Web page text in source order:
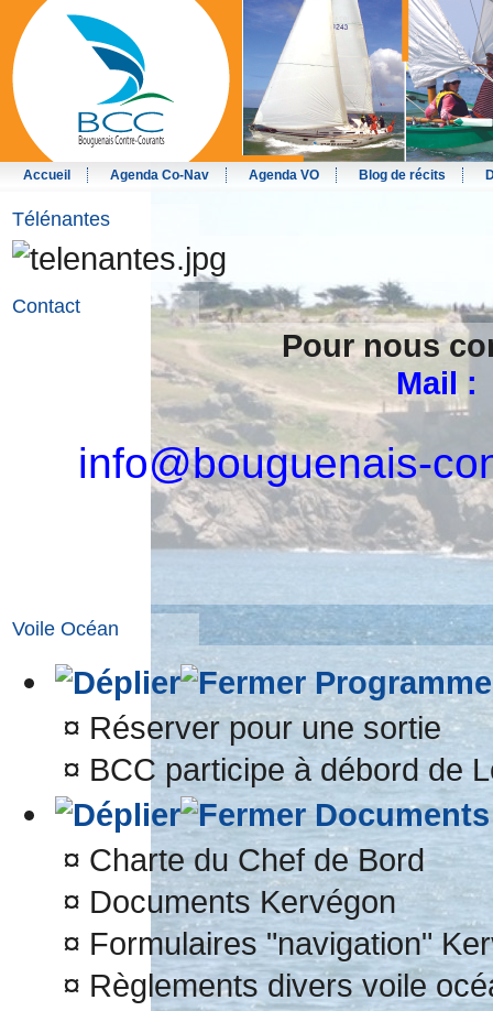
Accueil Agenda Co-Nav Agenda VO Blog de récits
Télénantes
Contact
Pour nous
Mail :
info@bouguenais-
Voile Océan
¤ Réserver pour une sortie
¤ BCC participe à débord de
¤ Charte du Chef de Bord
¤ Documents Kervégon
¤ Formulaires "navigation"
¤ Règlements divers voile